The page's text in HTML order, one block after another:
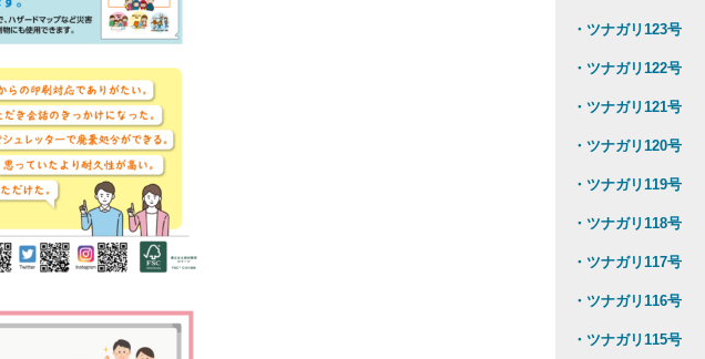
・ツナガリ123号
・ツナガリ122号
・ツナガリ121号
・ツナガリ120号
・ツナガリ119号
・ツナガリ118号
・ツナガリ117号
・ツナガリ116号
・ツナガリ115号